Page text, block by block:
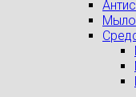
Мыло